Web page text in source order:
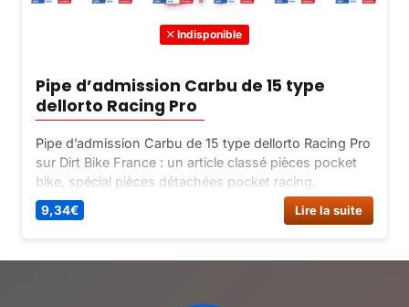
Indisponible
Pipe d’admission Carbu de 15 type
dellorto Racing Pro
Pipe d’admission Carbu de 15 type dellorto Racing Pro
sur Dirt Bike France : un article classé pièces pocket
bike, spécial pièces détachées pocket racing.
9,34€ Lire la suite